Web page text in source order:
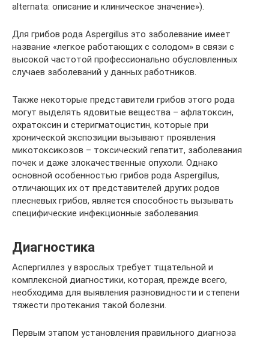
alternata: описание и клиническое значение»).
Для грибов рода Aspergillus это заболевание имеет
название «легкое работающих с солодом» в связи с
высокой частотой профессионально обусловленных
случаев заболеваний у данных работников.
Также некоторые представители грибов этого рода
могут выделять ядовитые вещества – афлатоксин,
охратоксин и стеригматоцистин, которые при
хронической экспозиции вызывают проявления
микотоксикозов – токсический гепатит, заболевания
почек и даже злокачественные опухоли. Однако
основной особенностью грибов рода Aspergillus,
отличающих их от представителей других родов
плесневых грибов, является способность вызывать
специфические инфекционные заболевания.
Диагностика
Аспергиллез у взрослых требует тщательной и
комплексной диагностики, которая, прежде всего,
необходима для выявления разновидности и степени
тяжести протекания такой болезни.
Первым этапом установления правильного диагноза